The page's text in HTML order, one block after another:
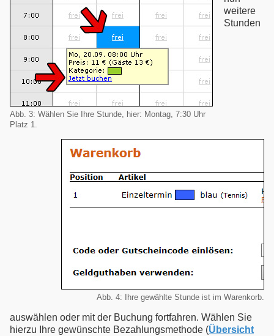
Abb. 3: Wählen Sie Ihre Stunde, hier: Montag, 7:30 Uhr
Platz 1.
Abb. 4: Ihre gewählte Stunde ist im Warenkorb.
weitere
Stunden
auswählen oder mit der Buchung fortfahren. Wählen Sie
hierzu Ihre gewünschte Bezahlungsmethode (Übersicht